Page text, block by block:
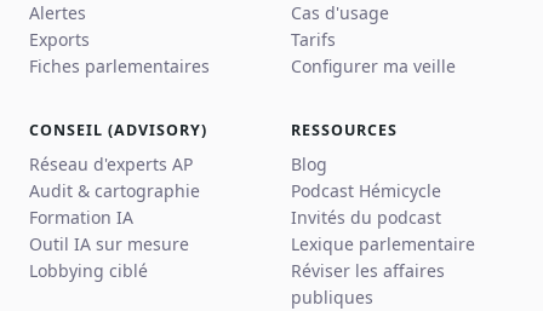
Alertes
Exports
Fiches parlementaires
Cas d'usage
Tarifs
Configurer ma veille
CONSEIL (ADVISORY)
Réseau d'experts AP
Audit & cartographie
Formation IA
Outil IA sur mesure
Lobbying ciblé
RESSOURCES
Blog
Podcast Hémicycle
Invités du podcast
Lexique parlementaire
Réviser les affaires
publiques